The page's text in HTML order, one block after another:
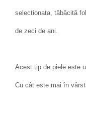
selectionata, tăbăcită
de zeci de ani.
Acest tip de piele este
Cu cât este mai în